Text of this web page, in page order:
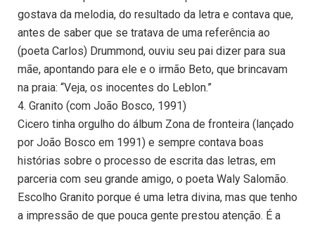
gostava da melodia, do resultado da letra e contava que,
antes de saber que se tratava de uma referência ao
(poeta Carlos) Drummond, ouviu seu pai dizer para sua
mãe, apontando para ele e o irmão Beto, que brincavam
na praia: “Veja, os inocentes do Leblon.”
4. Granito (com João Bosco, 1991)
Cicero tinha orgulho do álbum Zona de fronteira (lançado
por João Bosco em 1991) e sempre contava boas
histórias sobre o processo de escrita das letras, em
parceria com seu grande amigo, o poeta Waly Salomão.
Escolho Granito porque é uma letra divina, mas que tenho
a impressão de que pouca gente prestou atenção. É a